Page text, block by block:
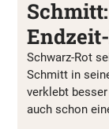
Schwarz-Rot
Schmitt in
verklebt besser
auch schon